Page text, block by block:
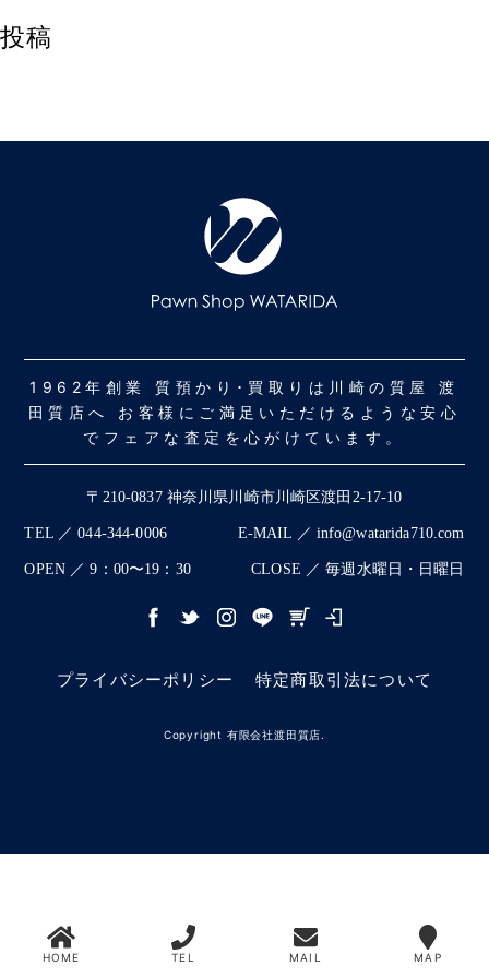
投稿
1962年創業 質預かり･買取りは川崎の質屋 渡
田質店へ お客様にご満足いただけるような安心
でフェアな査定を心がけています。
〒210-0837 神奈川県川崎市川崎区渡田2-17-10
TEL ／ 044-344-0006 E-MAIL ／ info@watarida710.com
OPEN ／ 9：00〜19：30 CLOSE ／ 毎週水曜日・日曜日
プライバシーポリシー 特定商取引法について
Copyright 有限会社渡田質店.
HOME TEL MAIL MAP